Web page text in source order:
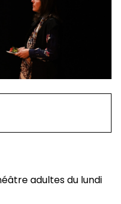
adultes du lundi